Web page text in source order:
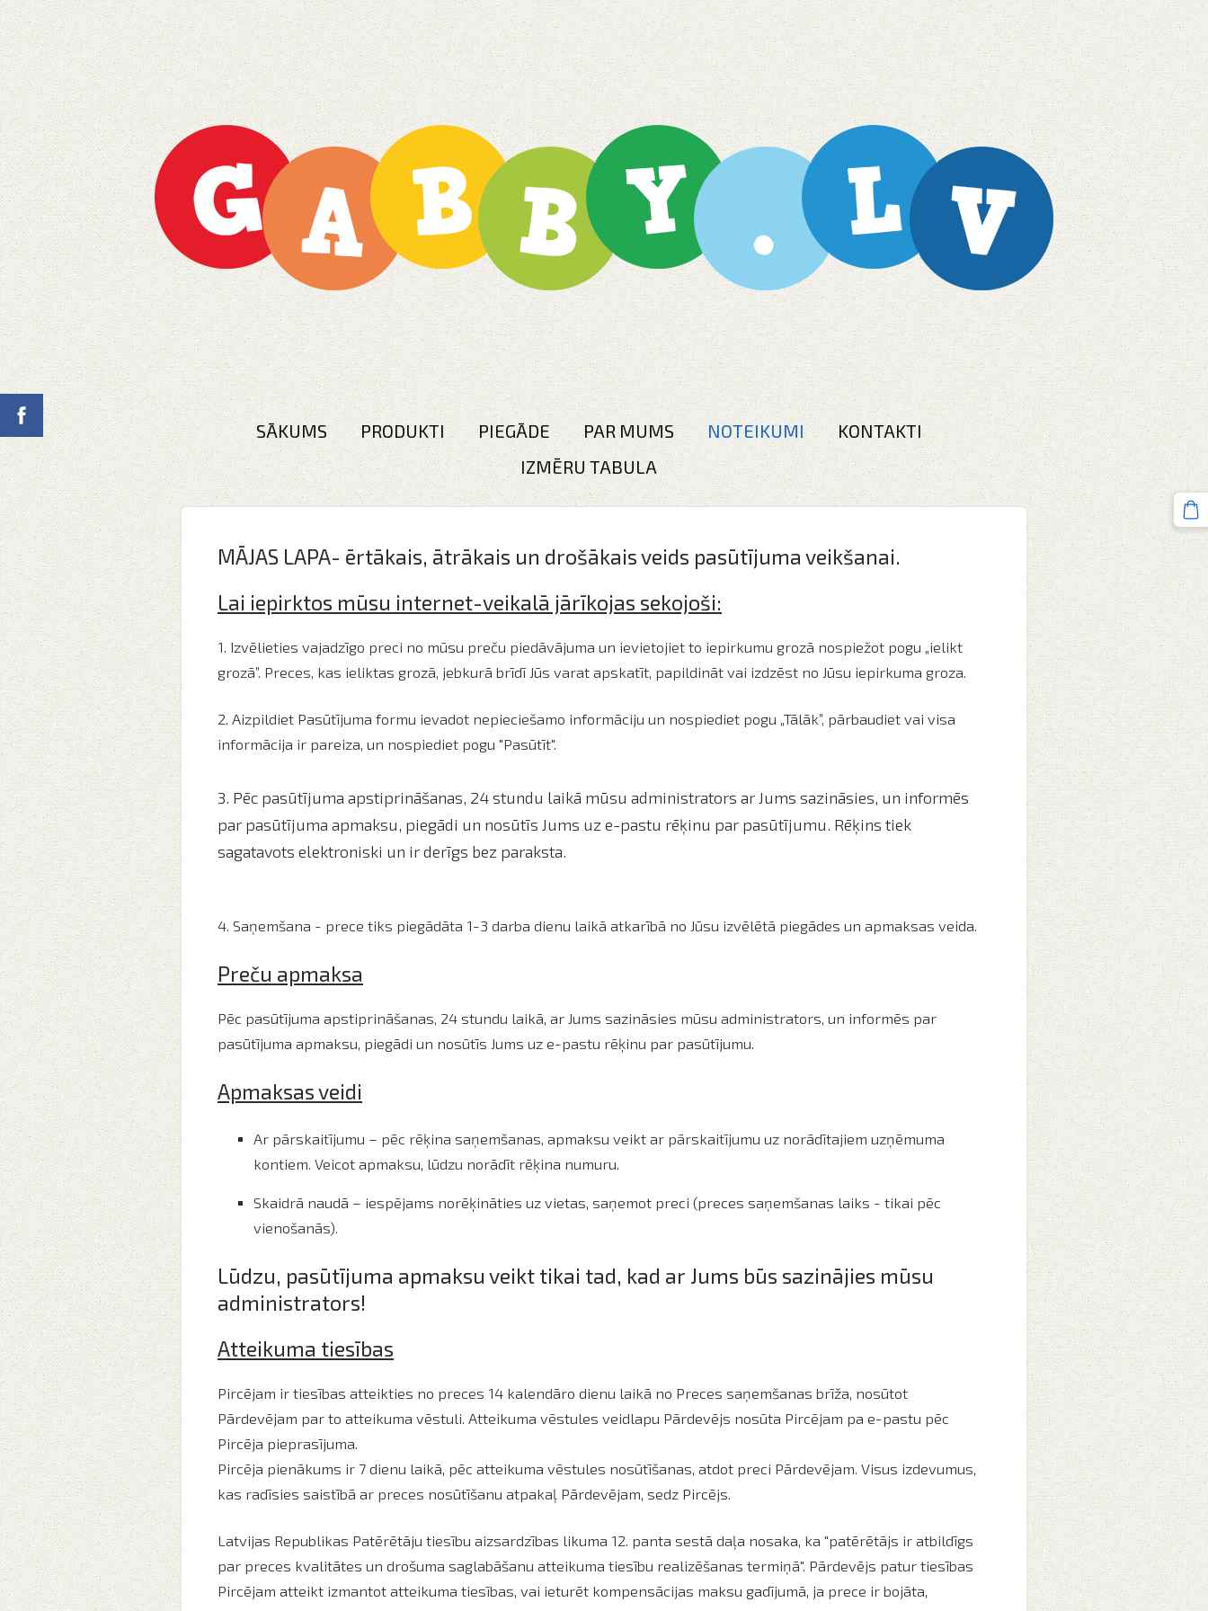
SĀKUMS PRODUKTI PIEGĀDE PAR MUMS NOTEIKUMI
KONTAKTI
IZMĒRU TABULA
MĀJAS LAPA- ērtākais, ātrākais un drošākais veids pasūtījuma veikšanai.
Lai iepirktos mūsu internet-veikalā jārīkojas sekojoši:
1. Izvēlieties vajadzīgo preci no mūsu preču piedāvājuma un ievietojiet to iepirkumu grozā nospiežot pogu „ielikt
grozā”. Preces, kas ieliktas grozā, jebkurā brīdī Jūs varat apskatīt, papildināt vai izdzēst no Jūsu iepirkuma groza.
2. Aizpildiet Pasūtījuma formu ievadot nepieciešamo informāciju un nospiediet pogu „Tālāk”, pārbaudiet vai visa
informācija ir pareiza, un nospiediet pogu "Pasūtīt".
3. Pēc pasūtījuma apstiprināšanas, 24 stundu laikā mūsu administrators ar Jums sazināsies, un informēs
par pasūtījuma apmaksu, piegādi un nosūtīs Jums uz e-pastu rēķinu par pasūtījumu. Rēķins tiek
sagatavots elektroniski un ir derīgs bez paraksta.
4. Saņemšana - prece tiks piegādāta 1-3 darba dienu laikā atkarībā no Jūsu izvēlētā piegādes un apmaksas veida.
Preču apmaksa
Pēc pasūtījuma apstiprināšanas, 24 stundu laikā, ar Jums sazināsies mūsu administrators, un informēs par
pasūtījuma apmaksu, piegādi un nosūtīs Jums uz e-pastu rēķinu par pasūtījumu.
Apmaksas veidi
Ar pārskaitījumu – pēc rēķina saņemšanas, apmaksu veikt ar pārskaitījumu uz norādītajiem uzņēmuma
kontiem. Veicot apmaksu, lūdzu norādīt rēķina numuru.
Skaidrā naudā – iespējams norēķināties uz vietas, saņemot preci (preces saņemšanas laiks - tikai pēc
vienošanās).
Lūdzu, pasūtījuma apmaksu veikt tikai tad, kad ar Jums būs sazinājies mūsu
administrators!
Atteikuma tiesības
Pircējam ir tiesības atteikties no preces 14 kalendāro dienu laikā no Preces saņemšanas brīža, nosūtot
Pārdevējam par to atteikuma vēstuli. Atteikuma vēstules veidlapu Pārdevējs nosūta Pircējam pa e-pastu pēc
Pircēja pieprasījuma.
Pircēja pienākums ir 7 dienu laikā, pēc atteikuma vēstules nosūtīšanas, atdot preci Pārdevējam. Visus izdevumus,
kas radīsies saistībā ar preces nosūtīšanu atpakaļ Pārdevējam, sedz Pircējs.
Latvijas Republikas Patērētāju tiesību aizsardzības likuma 12. panta sestā daļa nosaka, ka "patērētājs ir atbildīgs
par preces kvalitātes un drošuma saglabāšanu atteikuma tiesību realizēšanas termiņā". Pārdevējs patur tiesības
Pircējam atteikt izmantot atteikuma tiesības, vai ieturēt kompensācijas maksu gadījumā, ja prece ir bojāta,